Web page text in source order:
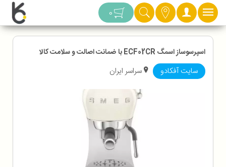
دسته بندی 0
اسپرسوساز اسمگ ECF02CR با ضمانت اصالت و سلامت کالا
سایت آفکادو سراسر ایران